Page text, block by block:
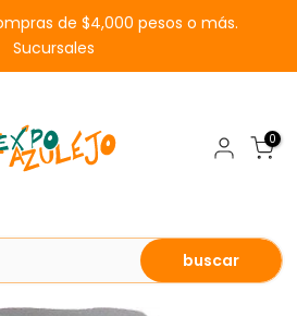
de $4,000 pesos o más.
Sucursales
0
buscar